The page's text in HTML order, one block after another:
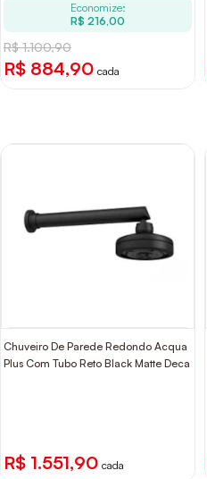
Economize:
R$ 216,00
R$ 1.100,90
R$ 884,90 cada
Chuveiro De Parede Redondo Acqua
Plus Com Tubo Reto Black Matte Deca
R$ 1.551,90 cada